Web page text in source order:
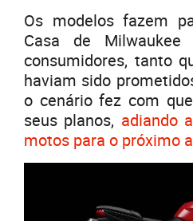
Os modelos fazem
Casa de
consumidores, tanto
haviam sido
o cenário fez com
seus planos, adiando
motos para o próximo